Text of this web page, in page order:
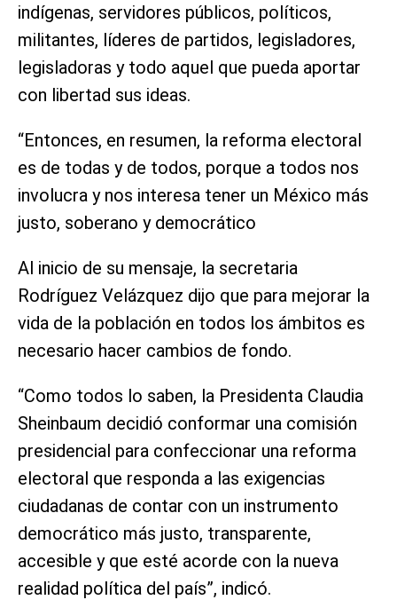
indígenas, servidores públicos, políticos,
militantes, líderes de partidos, legisladores,
legisladoras y todo aquel que pueda aportar
con libertad sus ideas.
“Entonces, en resumen, la reforma electoral
es de todas y de todos, porque a todos nos
involucra y nos interesa tener un México más
justo, soberano y democrático
Al inicio de su mensaje, la secretaria
Rodríguez Velázquez dijo que para mejorar la
vida de la población en todos los ámbitos es
necesario hacer cambios de fondo.
“Como todos lo saben, la Presidenta Claudia
Sheinbaum decidió conformar una comisión
presidencial para confeccionar una reforma
electoral que responda a las exigencias
ciudadanas de contar con un instrumento
democrático más justo, transparente,
accesible y que esté acorde con la nueva
realidad política del país”, indicó.